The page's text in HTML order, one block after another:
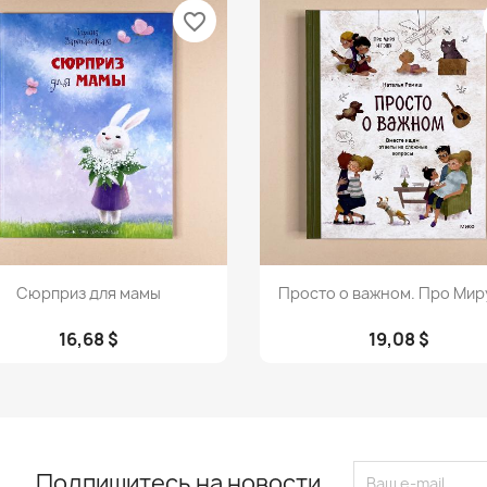
Просмотр
Сюрприз для мамы
16,68 $
favorite_border
Просмотр
Просто о важном. Про
19,08 $